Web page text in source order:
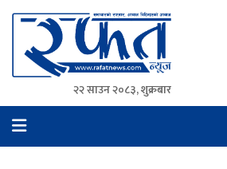
Rafat News
समाचारको रफ्तार, आवाज बिहिनहरुको आवाज
२२ साउन २०८३, शुक्रबार